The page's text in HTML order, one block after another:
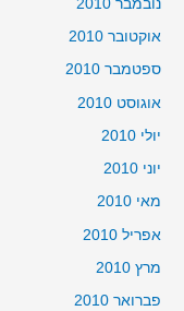
נובמבר 2010
אוקטובר 2010
ספטמבר 2010
אוגוסט 2010
יולי 2010
יוני 2010
מאי 2010
אפריל 2010
מרץ 2010
פברואר 2010